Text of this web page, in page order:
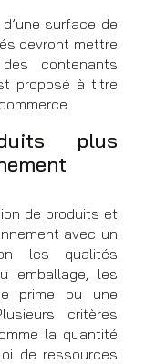
surface de
devront mettre
contenants
proposé à titre
plus
de produits et
avec un
les qualités
emballage, les
prime ou une
critères
la quantité
de ressources